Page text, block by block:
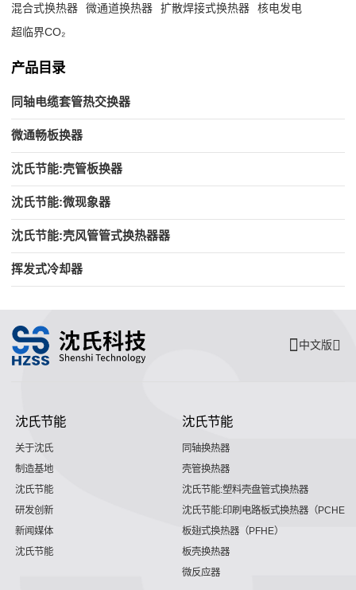
混合式换热器 微通道换热器 扩散焊接式换热器
核电发电
超临界CO₂
产品目录
同轴电缆套管热交换器
微通畅板换器
沈氏节能:壳管板换器
沈氏节能:微现象器
沈氏节能:壳风管管式换热器器
挥发式冷却器
中文版
沈氏节能
关于沈氏
制造基地
沈氏节能
研发创新
新闻媒体
沈氏节能
沈氏节能
同轴换热器
壳管换热器
沈氏节能:塑料壳盘管式换热器
沈氏节能:印刷电路板式换热器（PCHE）
板翅式换热器（PFHE）
板壳换热器
微反应器